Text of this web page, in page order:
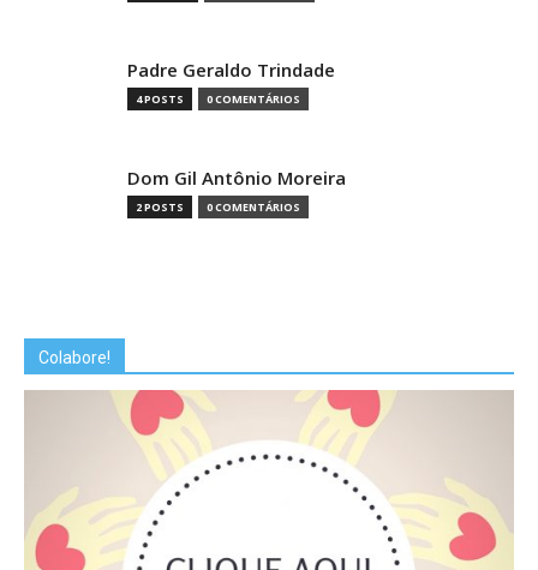
Padre Geraldo Trindade
4 POSTS 0 COMENTÁRIOS
Dom Gil Antônio Moreira
2 POSTS 0 COMENTÁRIOS
Colabore!